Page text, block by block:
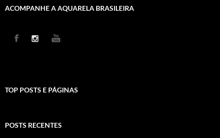
ACOMPANHE A AQUARELA BRASILEIRA
TOP POSTS E PÁGINAS
POSTS RECENTES